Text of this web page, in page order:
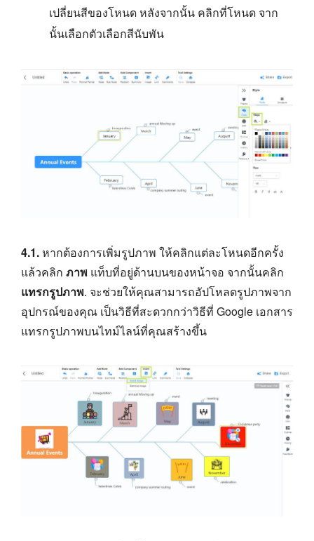
เปลี่ยนสีของโหนด หลังจากนั้น คลิกที่โหนด จาก
นั้นเลือกตัวเลือกสีนับพัน
4.1.หากต้องการเพิ่มรูปภาพ ให้คลิกแต่ละโหนดอีกครั้ง
แล้วคลิก ภาพ แท็บที่อยู่ด้านบนของหน้าจอ จากนั้นคลิก
แทรกรูปภาพ. จะช่วยให้คุณสามารถอัปโหลดรูปภาพจาก
อุปกรณ์ของคุณ เป็นวิธีที่สะดวกกว่าวิธีที่ Google เอกสาร
แทรกรูปภาพบนไทม์ไลน์ที่คุณสร้างขึ้น